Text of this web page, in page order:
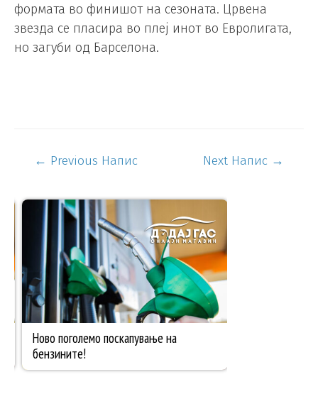
формата во финишот на сезоната. Црвена
звезда се пласира во плеј инот во Евролигата,
но загуби од Барселона.
← Previous Напис Next Напис →